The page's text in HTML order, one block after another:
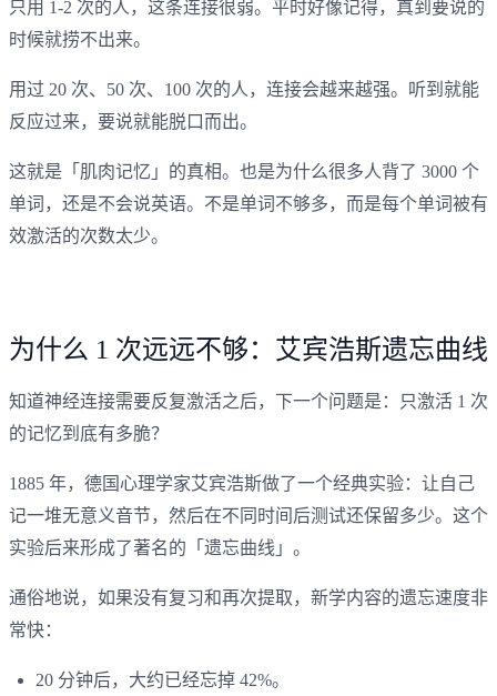
只用 1-2 次的人，这条连接很弱。平时好像记得，真到要说的
时候就捞不出来。
用过 20 次、50 次、100 次的人，连接会越来越强。听到就能
反应过来，要说就能脱口而出。
这就是「肌肉记忆」的真相。也是为什么很多人背了 3000 个
单词，还是不会说英语。不是单词不够多，而是每个单词被有
效激活的次数太少。
为什么 1 次远远不够：艾宾浩斯遗忘曲线
知道神经连接需要反复激活之后，下一个问题是：只激活 1 次
的记忆到底有多脆？
1885 年，德国心理学家艾宾浩斯做了一个经典实验：让自己
记一堆无意义音节，然后在不同时间后测试还保留多少。这个
实验后来形成了著名的「遗忘曲线」。
通俗地说，如果没有复习和再次提取，新学内容的遗忘速度非
常快：
20 分钟后，大约已经忘掉 42%。